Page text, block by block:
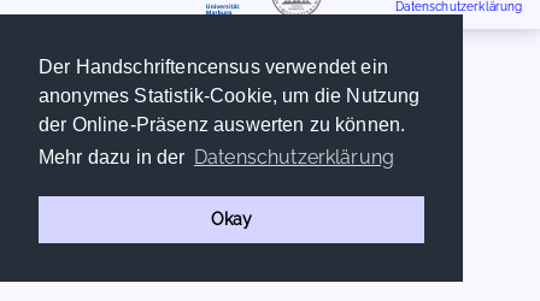
Der Handschriftencensus verwendet ein
anonymes Statistik-Cookie, um die Nutzung
der Online-Präsenz auswerten zu können.
Mehr dazu in der Datenschutzerklärung
Okay
Datenschutzerklärung